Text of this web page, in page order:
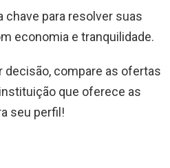
chave para resolver suas
economia e tranquilidade.
decisão, compare as ofertas
que oferece as
seu perfil!